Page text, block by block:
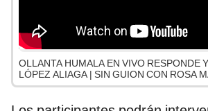
OLLANTA HUMALA EN VIVO RESPONDE
LÓPEZ ALIAGA | SIN GUION CON ROSA